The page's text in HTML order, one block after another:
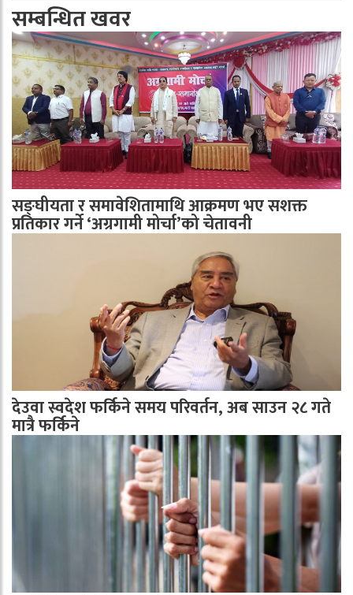
सम्बन्धित खवर
सङ्घीयता र समावेशितामाथि आक्रमण भए सशक्त
प्रतिकार गर्ने ‘अग्रगामी मोर्चा’को चेतावनी
देउवा स्वदेश फर्किने समय परिवर्तन, अब साउन २८ गते
मात्रै फर्किने